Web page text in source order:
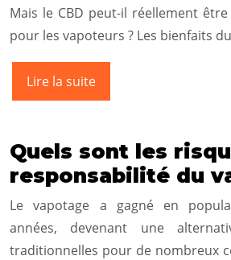
Mais le CBD peut-il réellement
pour les vapoteurs ? Les bienfaits
Lire la suite
Quels sont les
responsabilité du
Le vapotage a gagné en
années, devenant une
traditionnelles pour de nombreux